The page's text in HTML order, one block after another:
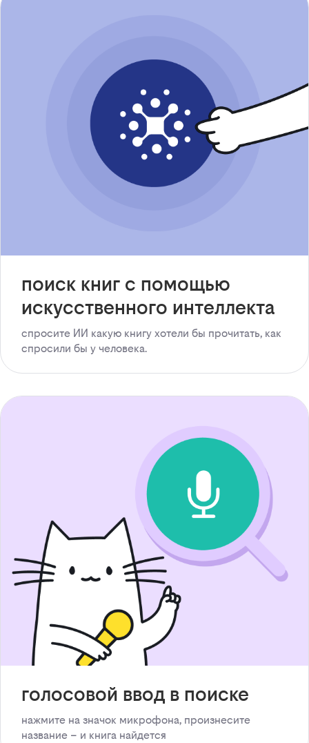
поиск книг с помощью
искусственного интеллекта
спросите ИИ какую книгу хотели бы прочитать, как
спросили бы у человека.
голосовой ввод в поиске
нажмите на значок микрофона, произнесите
название – и книга найдется